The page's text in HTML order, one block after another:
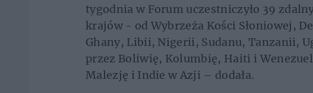
tygodnia w Forum uczestniczyło 39
krajów - od Wybrzeża Kości Słoniowej,
Ghany, Libii, Nigerii, Sudanu, Tanzanii,
przez Boliwię, Kolumbię, Haiti i
Malezję i Indie w Azji – dodała.